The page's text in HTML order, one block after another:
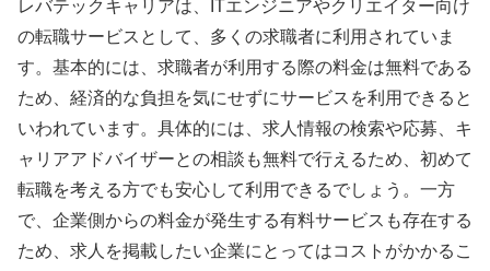
レバテックキャリアは、ITエンジニアやクリエイター向け
の転職サービスとして、多くの求職者に利用されていま
す。基本的には、求職者が利用する際の料金は無料である
ため、経済的な負担を気にせずにサービスを利用できると
いわれています。具体的には、求人情報の検索や応募、キ
ャリアアドバイザーとの相談も無料で行えるため、初めて
転職を考える方でも安心して利用できるでしょう。一方
で、企業側からの料金が発生する有料サービスも存在する
ため、求人を掲載したい企業にとってはコストがかかるこ